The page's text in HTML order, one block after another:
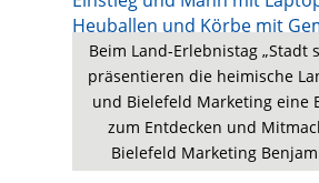
Beim Land-Erlebnistag „Stadt
präsentieren die heimische
und Bielefeld Marketing eine
zum Entdecken und
Bielefeld Marketing